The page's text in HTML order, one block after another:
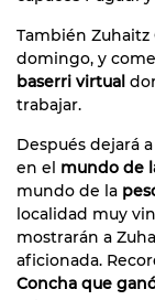
También Zuhaitz
domingo, y
baserri virtual
trabajar.
Después dejará
en el mundo de
mundo de la
localidad muy
mostrarán a
aficionada.
Concha que